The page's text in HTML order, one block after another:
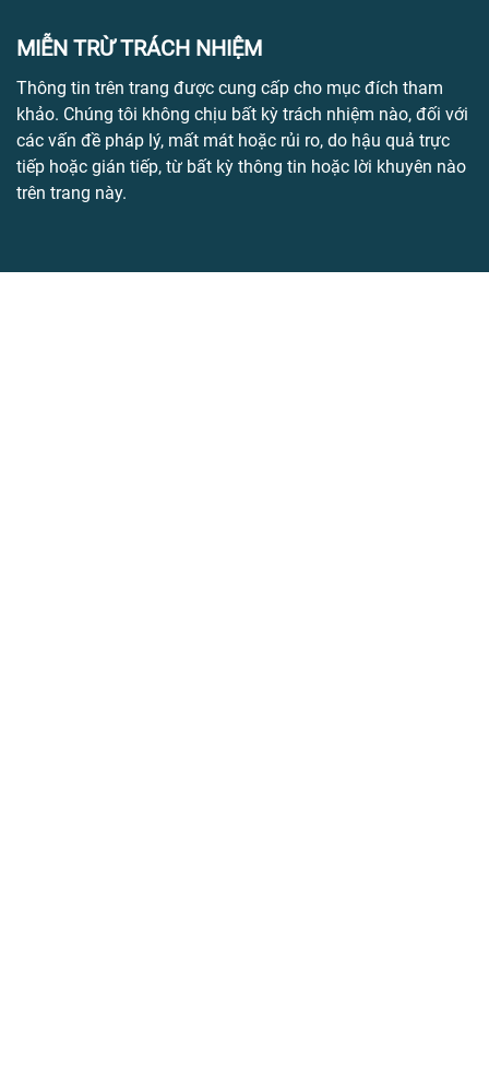
MIỄN TRỪ TRÁCH NHIỆM
Thông tin trên trang được cung cấp cho mục đích tham
khảo. Chúng tôi không chịu bất kỳ trách nhiệm nào, đối với
các vấn đề pháp lý, mất mát hoặc rủi ro, do hậu quả trực
tiếp hoặc gián tiếp, từ bất kỳ thông tin hoặc lời khuyên nào
trên trang này.